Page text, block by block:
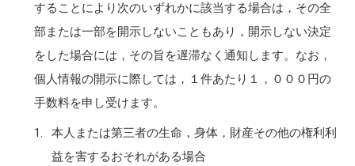
することにより次のいずれかに該当する場合は，その全
部または一部を開示しないこともあり，開示しない決定
をした場合には，その旨を遅滞なく通知します。なお，
個人情報の開示に際しては，１件あたり１，０００円の
手数料を申し受けます。
本人または第三者の生命，身体，財産その他の権利利
益を害するおそれがある場合